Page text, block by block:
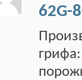
62G-